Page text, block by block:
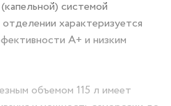
системой
характеризуется
А+ и низким
объемом 115 л имеет